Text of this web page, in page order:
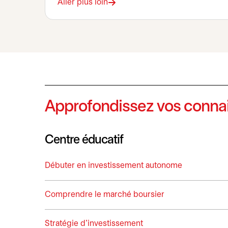
Aller plus loin
Approfondissez vos
Centre éducatif
Débuter en investissement autonome
Comprendre le marché boursier
Stratégie d’investissement